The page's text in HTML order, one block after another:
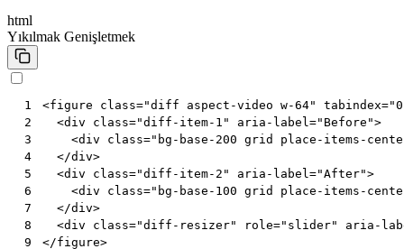
html
Yıkılmak Genişletmek
1
2
3
4
5
6
7
8
9
<figure class="diff aspect-video w-64" tabindex=
<div class="diff-item-1" aria-label ="Before">
<div class="bg-base-200 grid place-items-
</div>
<div class="diff-item-2" aria-label ="After">
<div class="bg-base-100 grid place-items-
</div>
<div class="diff-resizer" role="slider"
aria-
</figure>